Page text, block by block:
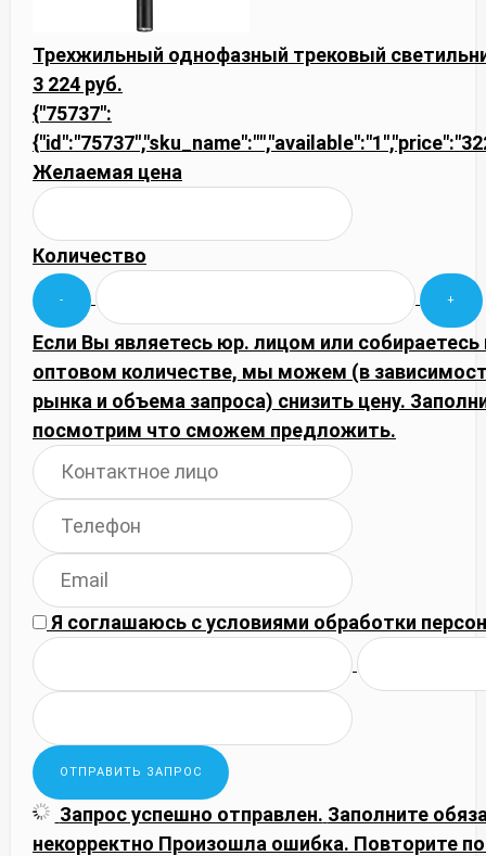
Трехжильный однофазный трековый
3 224 руб.
{"75737":
Желаемая цена
Количество
Если Вы являетесь юр. лицом или собираетесь
оптовом количестве, мы можем (в
рынка и объема запроса) снизить цену.
посмотрим что сможем предложить.
Я соглашаюсь сусловиями обработки
Запрос успешно отправлен. Заполните
некорректно Произошла ошибка. Повторите